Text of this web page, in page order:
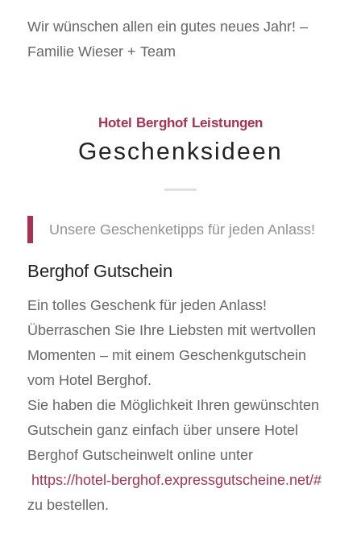
Wir wünschen allen ein gutes neues Jahr! –
Familie Wieser + Team
Hotel Berghof Leistungen
Geschenksideen
Unsere Geschenketipps für jeden Anlass!
Berghof Gutschein
Ein tolles Geschenk für jeden Anlass!
Überraschen Sie Ihre Liebsten mit wertvollen
Momenten – mit einem Geschenkgutschein
vom Hotel Berghof.
Sie haben die Möglichkeit Ihren gewünschten
Gutschein ganz einfach über unsere Hotel
Berghof Gutscheinwelt online unter
https://hotel-berghof.expressgutscheine.net/#
zu bestellen.